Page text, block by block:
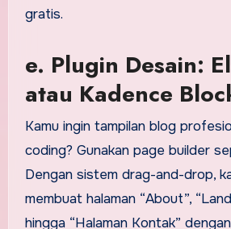
gratis.
e. Plugin Desain:
atau Kadence
Kamu ingin tampilan blog
coding? Gunakan page builder
Dengan sistem drag-and-drop,
membuat halaman “About”,
hingga “Halaman Kontak”